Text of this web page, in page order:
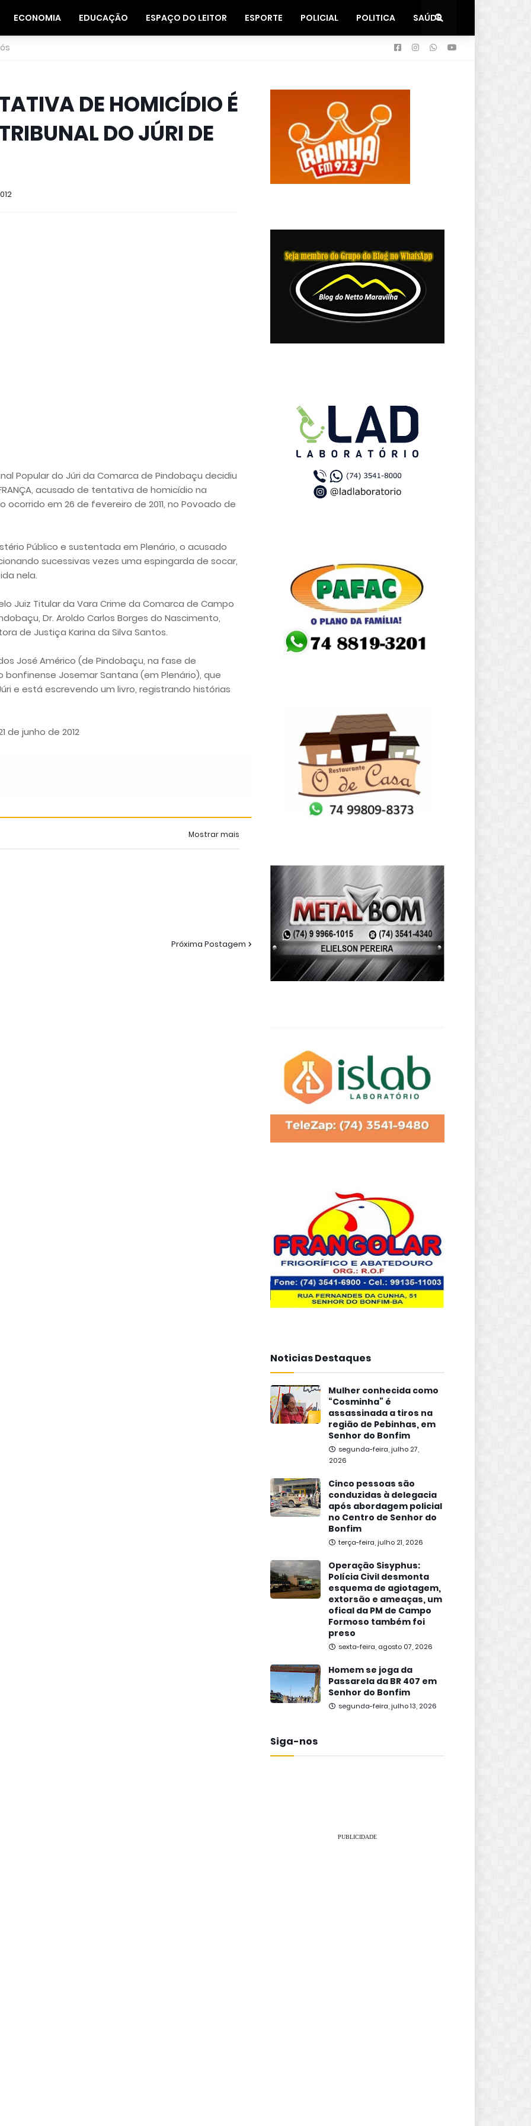
ECONOMIA EDUCAÇÃO ESPAÇO DO LEITOR ESPORTE POLICIAL POLITICA SAÚDE
DE HOMICÍDIO É
DO JÚRI DE
Popular do Júri da Comarca de Pindobaçu decidiu
acusado de tentativa de homicídio na
ocorrido em 26 de fevereiro de 2011, no Povoado de
Público e sustentada em Plenário, o acusado
sucessivas vezes uma espingarda de socar,
nela.
Juiz Titular da Vara Crime da Comarca de Campo
Dr. Aroldo Carlos Borges do Nascimento,
de Justiça Karina da Silva Santos.
José Américo (de Pindobaçu, na fase de
Josemar Santana (em Plenário), que
e está escrevendo um livro, registrando histórias
de junho de 2012
Mostrar mais
Próxima Postagem
Noticias Destaques
Mulher conhecida como
“Cosminha” é
assassinada a tiros na
região de Pebinhas, em
Senhor do Bonfim
segunda-feira, julho 27,
2026
Cinco pessoas são
conduzidas à delegacia
após abordagem policial
no Centro de Senhor do
Bonfim
terça-feira, julho 21, 2026
Operação Sisyphus:
Polícia Civil desmonta
esquema de agiotagem,
extorsão e ameaças, um
ofical da PM de Campo
Formoso também foi
preso
sexta-feira, agosto 07, 2026
Homem se joga da
Passarela da BR 407 em
Senhor do Bonfim
segunda-feira, julho 13, 2026
Siga-nos
PUBLICIDADE